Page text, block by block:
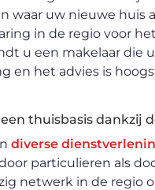
waar uw nieuwe huis
in de regio voor
u een makelaar die
en het advies is
thuisbasis dankzij
diverse
particulieren als
netwerk in de regio